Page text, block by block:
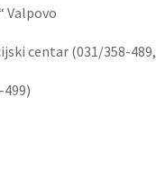
Valpovo
centar (031/358-